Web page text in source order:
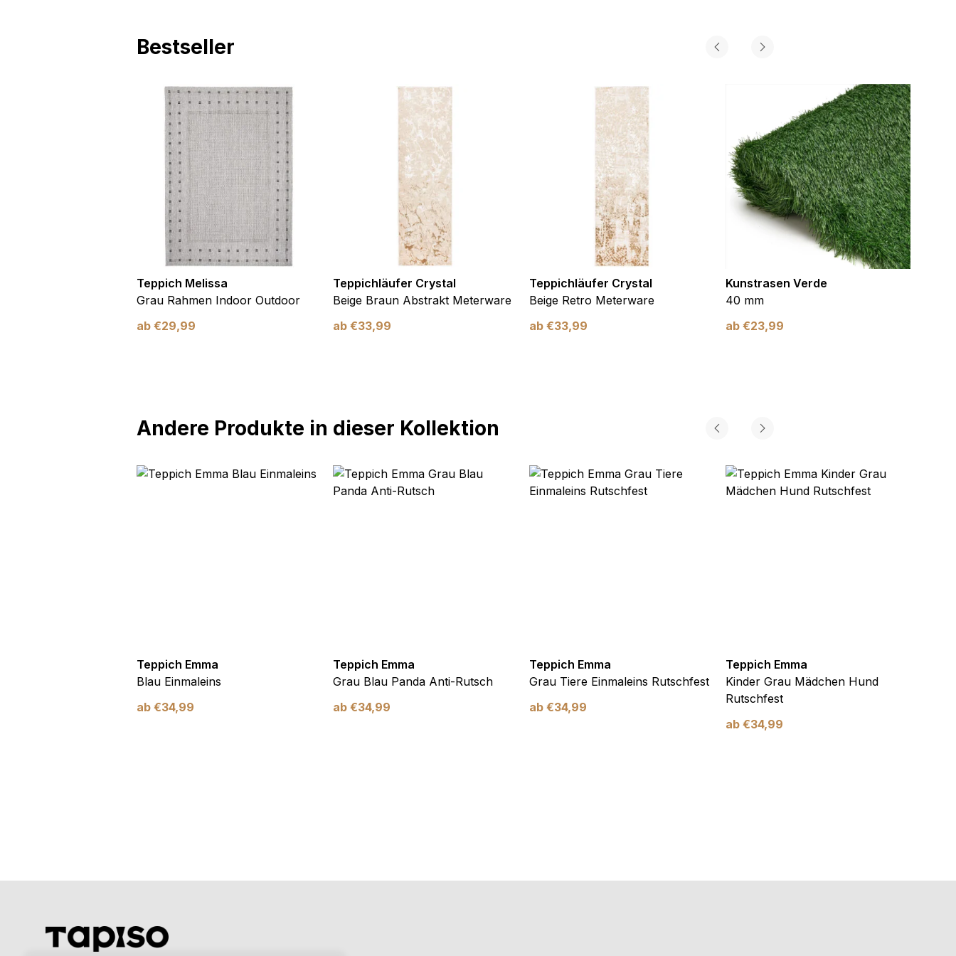
Bestseller
Teppich Melissa
Grau Rahmen Indoor Outdoor
ab €29,99
Teppichläufer Crystal
Beige Braun Abstrakt Meterware
ab €33,99
Teppichläufer Crystal
Beige Retro Meterware
ab €33,99
Kunstrasen Verde
40 mm
ab €23,99
Andere Produkte in dieser Kollektion
Teppich Emma
Blau Einmaleins
ab €34,99
Teppich Emma
Grau Blau Panda Anti-Rutsch
ab €34,99
Teppich Emma
Grau Tiere Einmaleins Rutschfest
ab €34,99
Teppich Emma
Kinder Grau Mädchen Hund
Rutschfest
ab €34,99